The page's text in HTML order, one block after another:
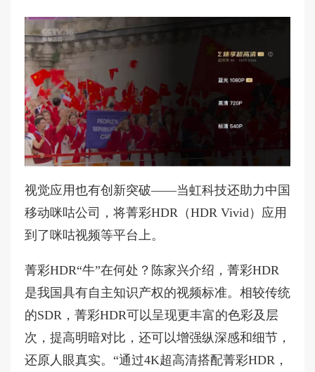
视觉应用也有创新突破——当虹科技还助力中国
移动咪咕公司，将菁彩HDR（HDR Vivid）应用
到了咪咕视频等平台上。
菁彩HDR“牛”在何处？陈家兴介绍，菁彩HDR
是我国具有自主知识产权的视频标准。相较传统
的SDR，菁彩HDR可以呈现更丰富的色彩及层
次，提高明暗对比，还可以增强纵深感和细节，
还原人眼真实。“通过4K超高清搭配菁彩HDR，